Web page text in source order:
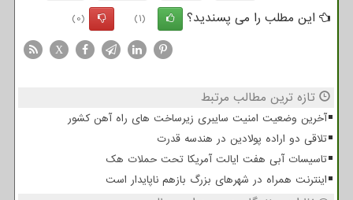
این مطلب را می پسندید؟
(1)
(0)
X
تازه ترین مطالب مرتبط
آخرین وضعیت امنیت سایبری زیرساخت های راه آهن کشور
تلاقی دو اراده پولادین در هندسه قدرت
تاسیسات آبی هفت ایالت آمریکا تحت حملات هک
اینترنت همراه در شهرهای بزرگ بازهم ناپایدار است